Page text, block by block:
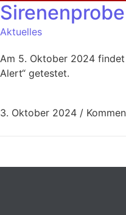
Sirenenprobe
Aktuelles
Am 5. Oktober 2024
Alert“ getestet.
3. Oktober 2024 /